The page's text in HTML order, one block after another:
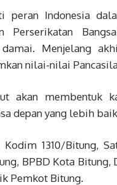
peran Indonesia
Menjelang
nilai-nilai
akan membentuk
depan yang lebih
1310/Bitung,
BPBD Kota Bitung,
Pemkot Bitung.